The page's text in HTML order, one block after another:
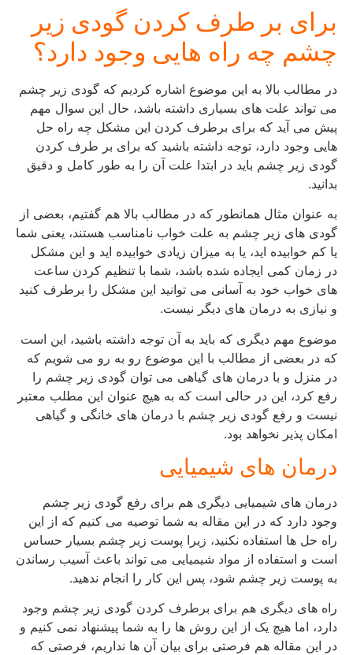
برای بر طرف کردن گودی زیر
چشم چه راه هایی وجود دارد؟
در مطالب بالا به این موضوع اشاره کردیم که گودی زیر چشم
می تواند علت های بسیاری داشته باشد، حال این سوال مهم
پیش می آید که برای برطرف کردن این مشکل چه راه حل
هایی وجود دارد، توجه داشته باشید که برای بر طرف کردن
گودی زیر چشم باید در ابتدا علت آن را به طور کامل و دقیق
بدانید.
به عنوان مثال همانطور که در مطالب بالا هم گفتیم، بعضی از
گودی های زیر چشم به علت خواب نامناسب هستند، یعنی شما
یا کم خوابیده اید، یا به میزان زیادی خوابیده اید و این مشکل
در زمان کمی ایجاده شده باشد، شما با تنظیم کردن ساعت
های خواب خود به آسانی می توانید این مشکل را برطرف کنید
و نیازی به درمان های دیگر نیست.
موضوع مهم دیگری که باید به آن توجه داشته باشید، این است
که در بعضی از مطالب با این موضوع رو به رو می شویم که
در منزل و با درمان های گیاهی می توان گودی زیر چشم را
رفع کرد، این در حالی است که به هیچ عنوان این مطلب معتبر
نیست و رفع گودی زیر چشم با درمان های خانگی و گیاهی
امکان پذیر نخواهد بود.
درمان های شیمیایی
درمان های شیمیایی دیگری هم برای رفع گودی زیر چشم
وجود دارد که در این مقاله به شما توصیه می کنیم که از این
راه حل ها استفاده نکنید، زیرا پوست زیر چشم بسیار حساس
است و استفاده از مواد شیمیایی می تواند باعث آسیب رساندن
به پوست زیر چشم شود، پس این کار را انجام ندهید.
راه های دیگری هم برای برطرف کردن گودی زیر چشم وجود
دارد، اما هیچ یک از این روش ها را به شما پیشنهاد نمی کنیم و
در این مقاله هم فرصتی برای بیان آن ها نداریم، فرصتی که